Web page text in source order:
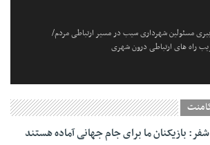
مسئولین شهرداری سیب در مسیر ارتباطی مردم/
راه های ارتباطی درون شهری
شفر: بازیکنان ما برای جام جهانی آماده هستند